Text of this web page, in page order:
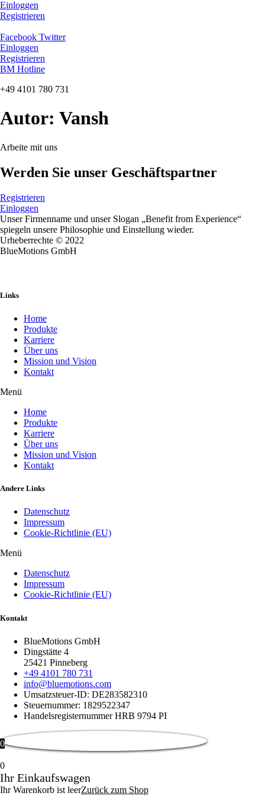
Zum
Inhalt
Einloggen
Registrieren
Facebook Twitter
Einloggen
Registrieren
BM Hotline
+49 4101 780 731
Autor: Vansh
Arbeite mit uns
Werden Sie unser Geschäftspartner
Registrieren
Einloggen
Unser Firmenname und unser Slogan „Benefit from Experience“
spiegeln unsere Philosophie und Einstellung wieder.
Urheberrechte © 2022
BlueMotions GmbH
Links
Home
Produkte
Karriere
Über uns
Mission und Vision
Kontakt
Menü
Home
Produkte
Karriere
Über uns
Mission und Vision
Kontakt
Andere Links
Datenschutz
Impressum
Cookie-Richtlinie (EU)
Menü
Datenschutz
Impressum
Cookie-Richtlinie (EU)
Kontakt
BlueMotions GmbH
Dingstätte 4
25421 Pinneberg
+49 4101 780 731
info@bluemotions.com
Umsatzsteuer-ID: DE283582310
Steuernummer: 1829522347
Handelsregisternummer HRB 9794 PI
0
0
Ihr Einkaufswagen
Ihr Warenkorb ist leerZurück zum Shop